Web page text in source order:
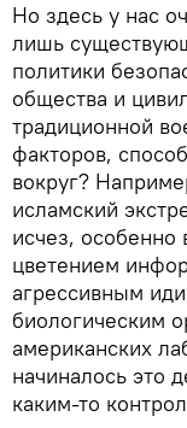
Но здесь у нас
лишь
политики
общества и
традиционной
факторов,
вокруг?
исламский
исчез,
цветением
агрессивным
биологическим
американских
начиналось это
каким-то